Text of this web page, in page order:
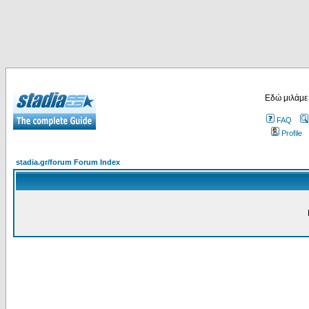
Εδώ
FAQ
Profile
stadia.gr/forum Forum Index